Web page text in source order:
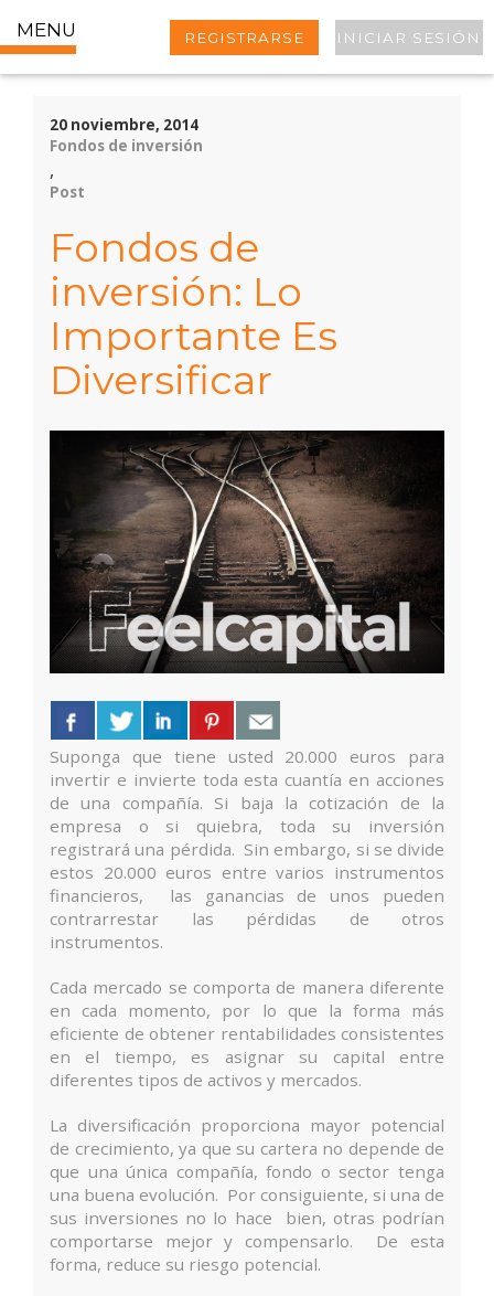
MENU REGISTRARSE INICIAR SESIÓN
20 noviembre, 2014
Fondos de inversión
,
Post
Fondos de
inversión: Lo
Importante Es
Diversificar
Suponga que tiene usted 20.000 euros para
invertir e invierte toda esta cuantía en acciones
de una compañía. Si baja la cotización de la
empresa o si quiebra, toda su inversión
registrará una pérdida. Sin embargo, si se divide
estos 20.000 euros entre varios instrumentos
financieros, las ganancias de unos pueden
contrarrestar las pérdidas de otros
instrumentos.
Cada mercado se comporta de manera diferente
en cada momento, por lo que la forma más
eficiente de obtener rentabilidades consistentes
en el tiempo, es asignar su capital entre
diferentes tipos de activos y mercados.
La diversificación proporciona mayor potencial
de crecimiento, ya que su cartera no depende de
que una única compañía, fondo o sector tenga
una buena evolución. Por consiguiente, si una de
sus inversiones no lo hace bien, otras podrían
comportarse mejor y compensarlo. De esta
forma, reduce su riesgo potencial.